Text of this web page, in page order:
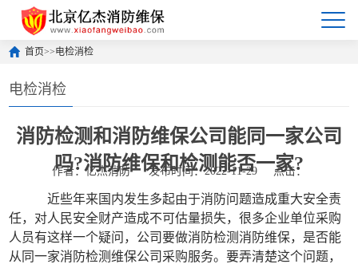
首页>>电检消检
电检消检
消防检测和消防维保公司能同一家公司
吗?消防维保和检测能否一家?
作者：亿杰消防 发布时间：2022-11-29 点击：
近些年来国内发生多起由于消防问题造成重大安全责
任，对人民安全财产造成不可估量损失，很多企业单位采购
人员有这样一个疑问，公司要做消防检测消防维保，是否能
从同一家消防检测维保公司采购服务。要弄清楚这个问题，